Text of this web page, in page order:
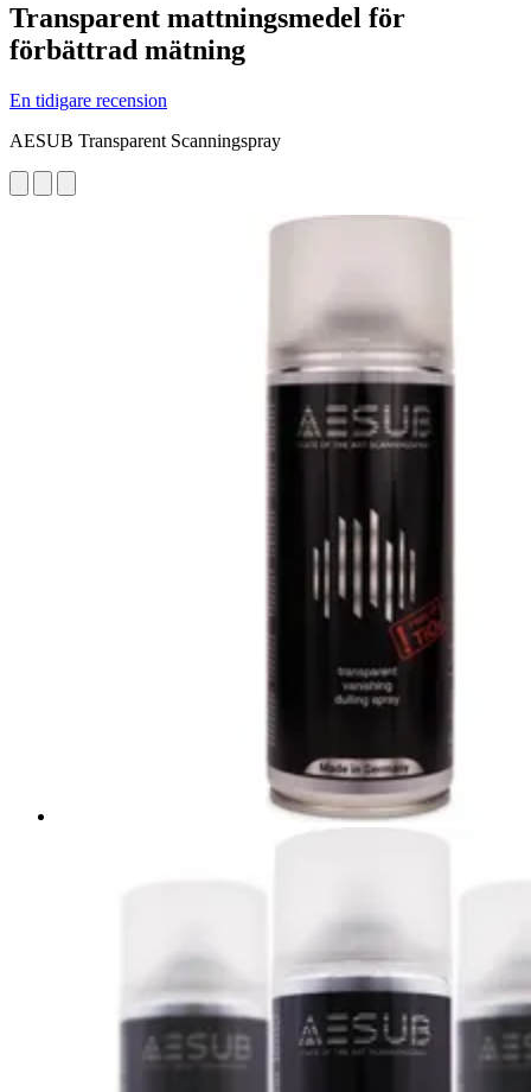
Transparent mattningsmedel för
förbättrad mätning
En tidigare recension
AESUB Transparent Scanningspray